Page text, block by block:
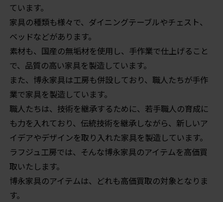
ています。
家具の種類も様々で、ダイニングテーブルやチェスト、
ベッドなどがあります。
素材も、国産の無垢材を使用し、手作業で仕上げること
で、品質の高い家具を製造しています。
また、博永家具は工房も併設しており、職人たちが手作
業で家具を製造しています。
職人たちは、技術を継承するために、若手職人の育成に
も力を入れており、伝統技術を継承しながら、新しいア
イデアやデザインを取り入れた家具を製造しています。
ラフジュ工房では、そんな博永家具のアイテムを高価買
取いたします。
博永家具のアイテムは、どれも高価買取の対象となりま
す。